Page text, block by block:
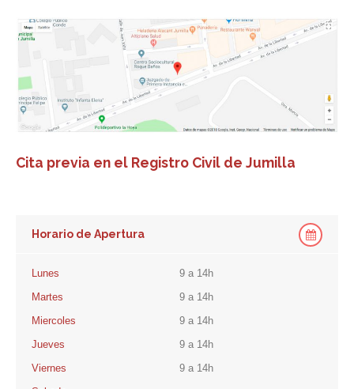
Cita previa en el Registro Civil de Jumilla
Horario de Apertura
Lunes
9 a 14h
Martes
9 a 14h
Miercoles
9 a 14h
Jueves
9 a 14h
Viernes
9 a 14h